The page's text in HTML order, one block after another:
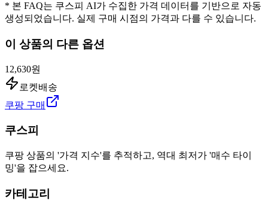
* 본 FAQ는 쿠스피 AI가 수집한 가격 데이터를 기반으로 자동
생성되었습니다. 실제 구매 시점의 가격과 다를 수 있습니다.
이 상품의 다른 옵션
12,630원
로켓배송
쿠팡 구매
쿠스피
쿠팡 상품의 '가격 지수'를 추적하고, 역대 최저가 '매수 타이
밍'을 잡으세요.
카테고리